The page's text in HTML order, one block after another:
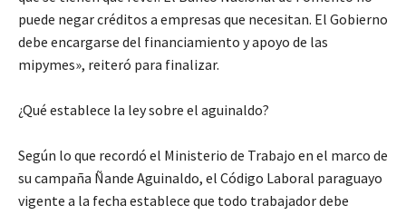
puede negar créditos a empresas que necesitan. El Gobierno
debe encargarse del financiamiento y apoyo de las
mipymes», reiteró para finalizar.
¿Qué establece la ley sobre el aguinaldo?
Según lo que recordó el Ministerio de Trabajo en el marco de
su campaña Ñande Aguinaldo, el Código Laboral paraguayo
vigente a la fecha establece que todo trabajador debe